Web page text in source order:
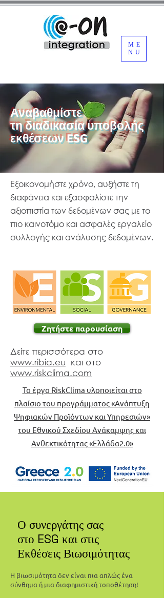
ME
NU
Αναβαθμίστε
τη διαδικασία υποβολής
εκθέσεων ESG
Εξοικονομήστε χρόνο, αυξήστε τη
διαφάνεια και εξασφαλίστε την
αξιοπιστία των δεδομένων σας με το
πιο καινοτόμο και ασφαλές εργαλείο
συλλογής και ανάλυσης δεδομένων.
Ζητήστε παρουσίαση
Δείτε περισσότερα στο
www.ribia.eu και στο
www.riskclima.com
Το έργο RiskClima υλοποιείται στο
πλαίσιο του προγράμματος «Ανάπτυξη
Ψηφιακών Προϊόντων και Υπηρεσιών»
του Εθνικού Σχεδίου Ανάκαμψης και
Ανθεκτικότητας «Ελλάδα2.0»
Ο συνεργάτης σας
στο ESG και στις
Εκθέσεις Βιωσιμότητας
Η βιωσιμότητα δεν είναι πια απλώς ένα
σύνθημα ή μια διαφημιστική τοποθέτηση!